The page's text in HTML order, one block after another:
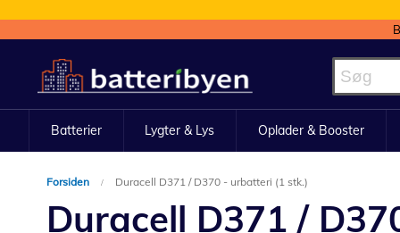
to
Content
Batterier Lygter & Lys Oplader & Booster
Forsiden Duracell D371 / D370 - urbatteri (1 stk.)
Duracell D371 /